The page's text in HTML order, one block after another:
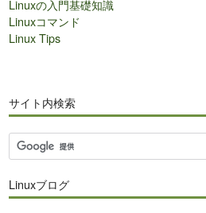
Linuxの入門基礎知識
Linuxコマンド
Linux Tips
サイト内検索
サ
イ
内
Linuxブログ